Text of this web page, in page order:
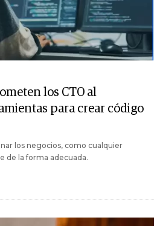
los CTO al
para crear código
los negocios, como cualquier
de la forma adecuada.